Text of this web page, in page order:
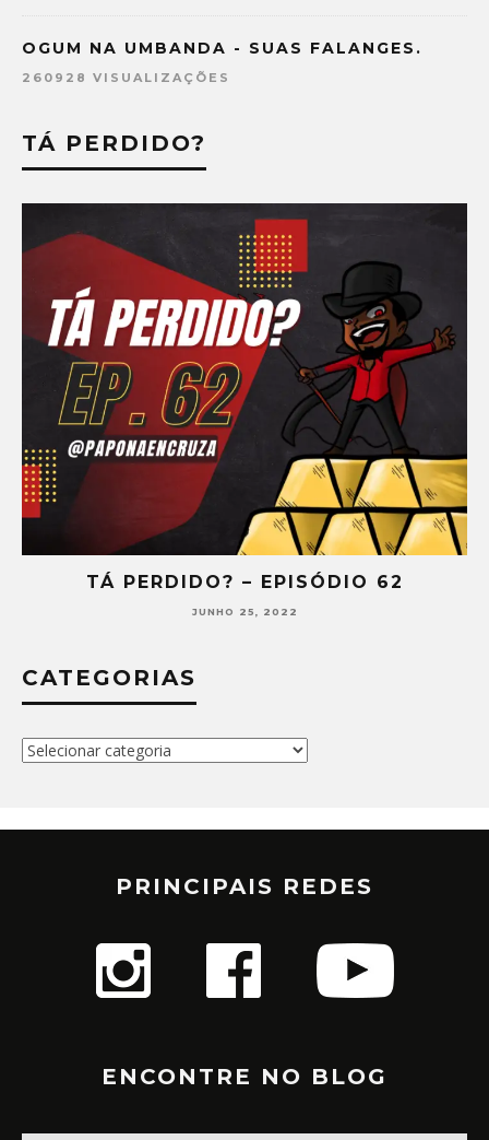
OGUM NA UMBANDA - SUAS FALANGES.
260928 VISUALIZAÇÕES
TÁ PERDIDO?
TÁ PERDIDO? – EPISÓDIO 62
JUNHO 25, 2022
CATEGORIAS
Categorias
PRINCIPAIS REDES
ENCONTRE NO BLOG